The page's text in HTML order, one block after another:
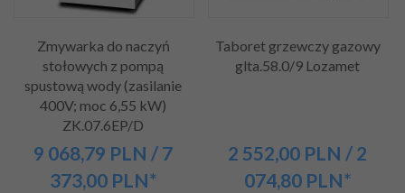
Zmywarka do naczyń
stołowych z pompą
spustową wody (zasilanie
400V; moc 6,55 kW)
ZK.07.6EP/D
9 068,79 PLN / 7
373,00 PLN*
Taboret grzewczy gazowy
glta.58.0/9 Lozamet
2 552,00 PLN / 2
074,80 PLN*